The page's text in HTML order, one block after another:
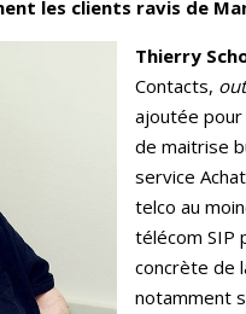
les clients ravis de
Thierry
Contacts,
ajoutée pour
de maitrise
service
telco au
télécom SIP
concrète de
notamment